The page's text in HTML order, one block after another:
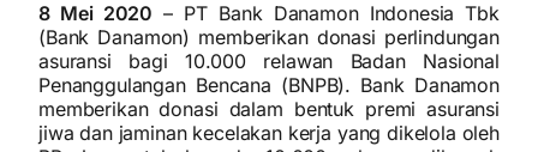
8 Mei 2020 – PT Bank Danamon Indonesia Tbk
(Bank Danamon) memberikan donasi perlindungan
asuransi bagi 10.000 relawan Badan Nasional
Penanggulangan Bencana (BNPB). Bank Danamon
memberikan donasi dalam bentuk premi asuransi
jiwa dan jaminan kecelakan kerja yang dikelola oleh